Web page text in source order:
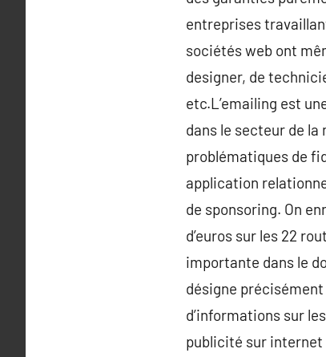
entreprises
sociétés web ont
designer, de
etc.L’emailing est
dans le secteur de la
problématiques de
application
de sponsoring. On
d’euros sur les 22
importante dans le
désigne
d’informations sur
publicité sur internet